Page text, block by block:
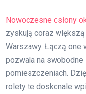
Nowoczesne osłony
zyskują coraz
Warszawy. Łączą one
pozwala na swobodne
pomieszczeniach.
rolety te doskonale